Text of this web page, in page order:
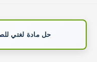
حل مادة لغتي